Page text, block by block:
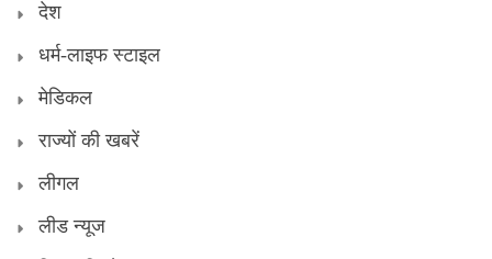
देश
धर्म-लाइफ स्टाइल
मेडिकल
राज्यों की खबरें
लीगल
लीड न्यूज